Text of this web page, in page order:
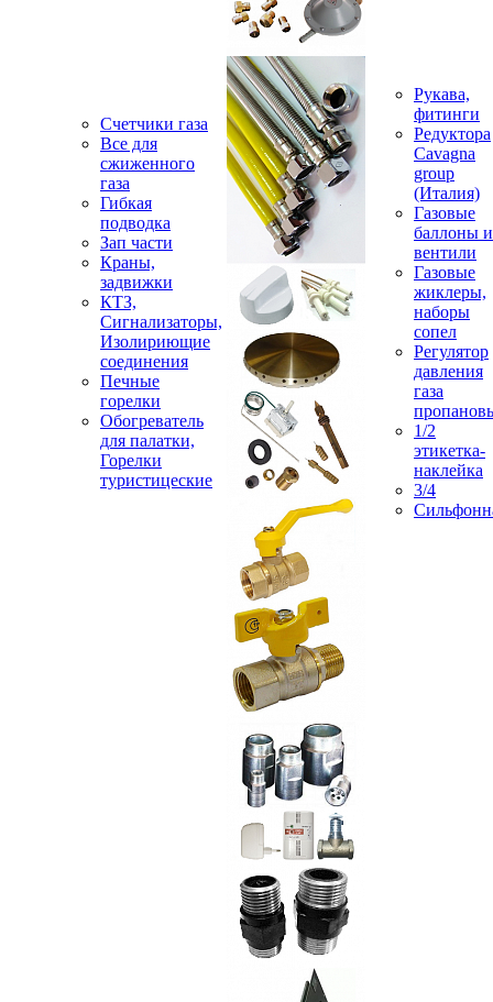
Счетчики газа
Все для
сжиженного
газа
Гибкая
подводка
Зап части
Краны,
задвижки
КТЗ,
Сигнализаторы,
Изолириющие
соединения
Печные
горелки
Обогреватель
для палатки,
Горелки
туристицеские
Рукава,
фитинги
Редуктора
Cavagna
group
(Италия)
Газовые
баллоны и
вентили
Газовые
жиклеры,
наборы
сопел
Регулятор
давления
газа
1/2
этикетка-
наклейка
3/4